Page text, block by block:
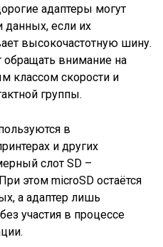
адаптеры могут
данных, если их
высокочастотную шину.
обращать внимание на
классом скорости и
группы.
в
и других
слот SD –
этом microSD остаётся
а адаптер лишь
участия в процессе